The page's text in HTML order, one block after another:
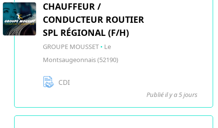
CHAUFFEUR /
CONDUCTEUR ROUTIER
SPL RÉGIONAL (F/H)
GROUPE MOUSSET • Le
Montsaugeonnais (52190)
CDI
Publié il y a 5 jours